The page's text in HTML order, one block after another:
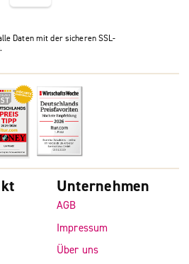
Daten mit der sicheren SSL-
Unternehmen
AGB
Impressum
Über uns